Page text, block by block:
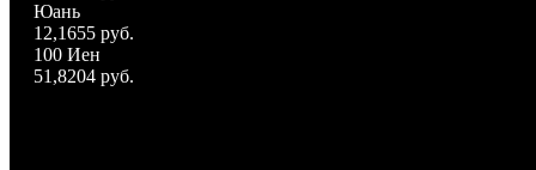
Юань
12,1655 руб.
100 Иен
51,8204 руб.